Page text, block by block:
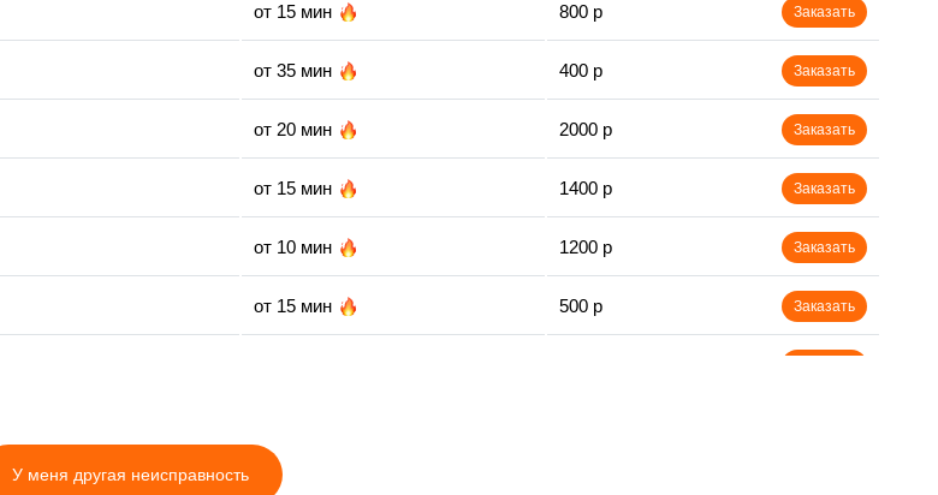
от 15 мин 800 р Заказать
от 35 мин 400 р Заказать
от 20 мин 2000 р Заказать
от 15 мин 1400 р Заказать
от 10 мин 1200 р Заказать
от 15 мин 500 р Заказать
от 5 мин
У меня другая неисправность